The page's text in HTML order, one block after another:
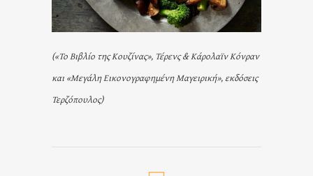
(«Το Βιβλίο της Κουζίνας», Τέρενς & Κάρολαϊν Κόνραν
και «Μεγάλη Εικονογραφημένη Μαγειρική», εκδόσεις
Τερζόπουλος)